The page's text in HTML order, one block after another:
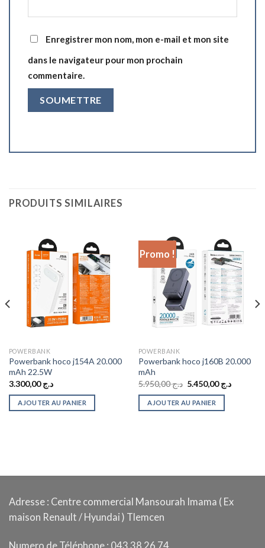
Enregistrer mon nom, mon e-mail et mon site
dans le navigateur pour mon prochain
commentaire.
PRODUITS SIMILAIRES
POWERBANK
Powerbank hoco j154A 20.000
mAh 22.5W
د.ج3.300,00
AJOUTER AU PANIER
Promo !
POWERBANK
Powerbank hoco j160B 20.000
mAh
د.ج5.950,00
Le
initial
était :
د.ج5.450,00
Le
AJOUTER AU PANIER
Adresse : Centre commercial Mansourah Imama ( Ex
maison Renault / Hyundai ) Tlemcen
Numero de Téléphone : 043 38 26 74